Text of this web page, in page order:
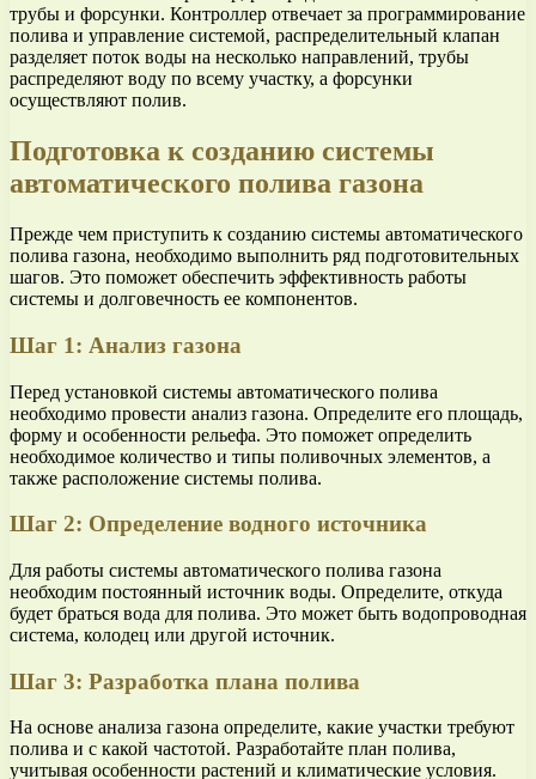
трубы и форсунки. Контроллер отвечает за программирование
полива и управление системой, распределительный клапан
разделяет поток воды на несколько направлений, трубы
распределяют воду по всему участку, а форсунки
осуществляют полив.
Подготовка к созданию системы
автоматического полива газона
Прежде чем приступить к созданию системы автоматического
полива газона, необходимо выполнить ряд подготовительных
шагов. Это поможет обеспечить эффективность работы
системы и долговечность ее компонентов.
Шаг 1: Анализ газона
Перед установкой системы автоматического полива
необходимо провести анализ газона. Определите его площадь,
форму и особенности рельефа. Это поможет определить
необходимое количество и типы поливочных элементов, а
также расположение системы полива.
Шаг 2: Определение водного источника
Для работы системы автоматического полива газона
необходим постоянный источник воды. Определите, откуда
будет браться вода для полива. Это может быть водопроводная
система, колодец или другой источник.
Шаг 3: Разработка плана полива
На основе анализа газона определите, какие участки требуют
полива и с какой частотой. Разработайте план полива,
учитывая особенности растений и климатические условия.